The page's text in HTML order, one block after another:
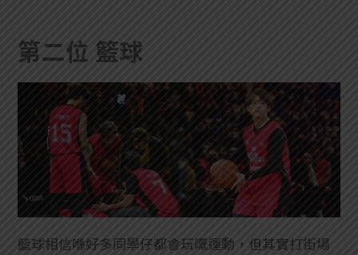
第二位 籃球
籃球相信喺好多同學仔都會玩嘅運動，但其實打街場